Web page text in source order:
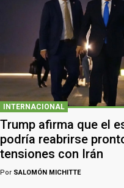
INTERNACIONAL
Trump afirma que el
podría reabrirse
tensiones con Irán
Por SALOMÓN MICHITTE